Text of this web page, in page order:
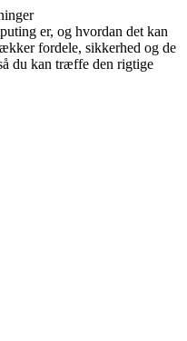
er, og hvordan det kan
fordele, sikkerhed og de
du kan træffe den rigtige